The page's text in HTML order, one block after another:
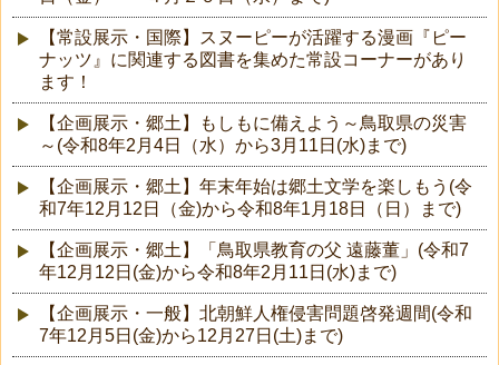
【常設展示・国際】スヌーピーが活躍する漫画『ピー
ナッツ』に関連する図書を集めた常設コーナーがあり
ます！
【企画展示・郷土】もしもに備えよう～鳥取県の災害
～(令和8年2月4日（水）から3月11日(水)まで)
【企画展示・郷土】年末年始は郷土文学を楽しもう(令
和7年12月12日（金)から令和8年1月18日（日）まで)
【企画展示・郷土】「鳥取県教育の父 遠藤董」(令和7
年12月12日(金)から令和8年2月11日(水)まで)
【企画展示・一般】北朝鮮人権侵害問題啓発週間(令和
7年12月5日(金)から12月27日(土)まで)